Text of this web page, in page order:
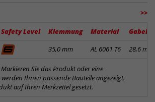
>>
Safety Level Klemmung Material
hinzufügen
35,0 mm AL 6061 T6 28,6 mm
Sie das Produkt oder eine
Ihnen passende Bauteile angezeigt.
auf Ihren Merkzettel gesetzt.